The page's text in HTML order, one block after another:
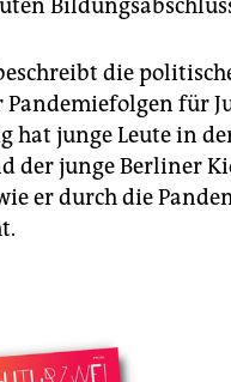
die
für
hat junge Leute in
der junge Berliner
er durch die